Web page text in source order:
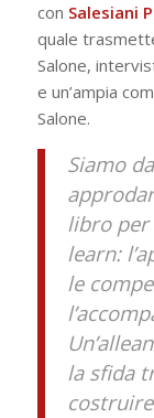
con Salesiani
quale
Salone,
e un’ampia
Salone.
Siamo
libro per
learn:
le
la sfida